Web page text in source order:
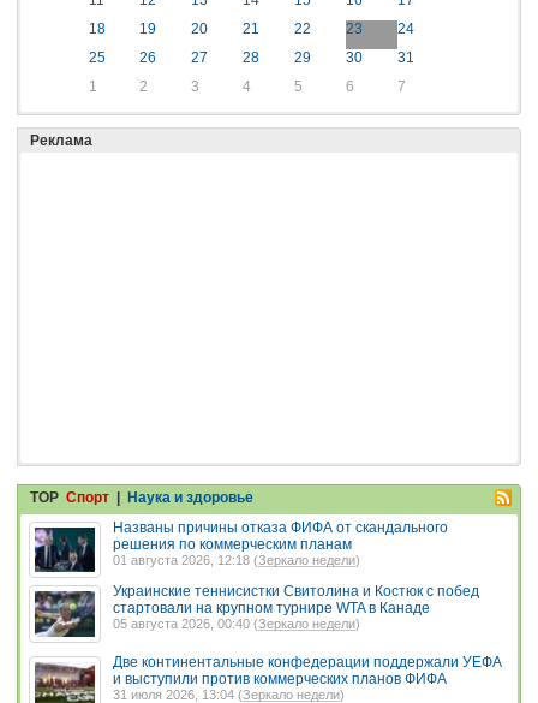
18
19 20 21 22 23
24
25
26 27 28 29 30
31
1
2 3 4 5 6 7
Реклама
TOP Спорт | Наука и здоровье
Названы причины отказа ФИФА от скандального
решения по коммерческим планам
01 августа 2026, 12:18 (Зеркало недели)
Украинские теннисистки Свитолина и Костюк с побед
стартовали на крупном турнире WTA в Канаде
05 августа 2026, 00:40 (Зеркало недели)
Две континентальные конфедерации поддержали УЕФА
и выступили против коммерческих планов ФИФА
31 июля 2026, 13:04 (Зеркало недели)